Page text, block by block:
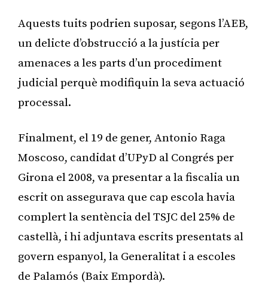
Aquests tuits podrien suposar, segons l’AEB,
un delicte d’obstrucció a la justícia per
amenaces a les parts d’un procediment
judicial perquè modifiquin la seva actuació
processal.
Finalment, el 19 de gener, Antonio Raga
Moscoso, candidat d’UPyD al Congrés per
Girona el 2008, va presentar a la fiscalia un
escrit on assegurava que cap escola havia
complert la sentència del TSJC del 25% de
castellà, i hi adjuntava escrits presentats al
govern espanyol, la Generalitat i a escoles
de Palamós (Baix Empordà).